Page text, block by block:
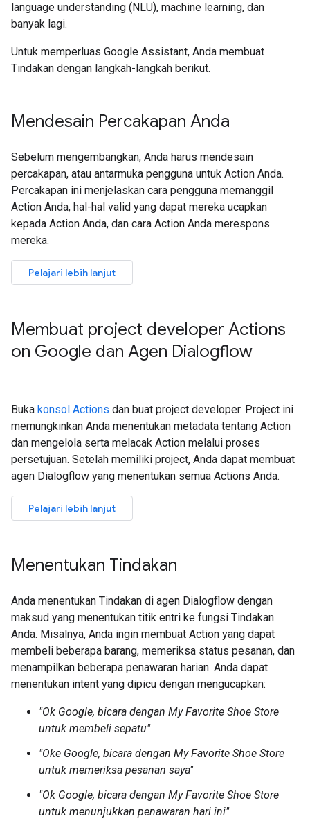
language understanding (NLU), machine learning, dan
banyak lagi.
Untuk memperluas Google Assistant, Anda membuat
Tindakan dengan langkah-langkah berikut.
Mendesain Percakapan Anda
Sebelum mengembangkan, Anda harus mendesain
percakapan, atau antarmuka pengguna untuk Action Anda.
Percakapan ini menjelaskan cara pengguna memanggil
Action Anda, hal-hal valid yang dapat mereka ucapkan
kepada Action Anda, dan cara Action Anda merespons
mereka.
Pelajari lebih lanjut
Membuat project developer Actions
on Google dan Agen Dialogflow
Buka konsol Actions dan buat project developer. Project ini
memungkinkan Anda menentukan metadata tentang Action
dan mengelola serta melacak Action melalui proses
persetujuan. Setelah memiliki project, Anda dapat membuat
agen Dialogflow yang menentukan semua Actions Anda.
Pelajari lebih lanjut
Menentukan Tindakan
Anda menentukan Tindakan di agen Dialogflow dengan
maksud yang menentukan titik entri ke fungsi Tindakan
Anda. Misalnya, Anda ingin membuat Action yang dapat
membeli beberapa barang, memeriksa status pesanan, dan
menampilkan beberapa penawaran harian. Anda dapat
menentukan intent yang dipicu dengan mengucapkan:
"Ok Google, bicara dengan My Favorite Shoe Store
untuk membeli sepatu"
"Oke Google, bicara dengan My Favorite Shoe Store
untuk memeriksa pesanan saya"
"Ok Google, bicara dengan My Favorite Shoe Store
untuk menunjukkan penawaran hari ini"